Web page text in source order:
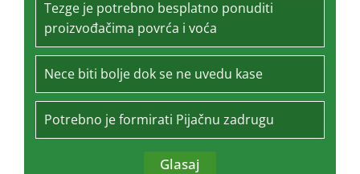
Tezge je potrebno besplatno ponuditi
proizvođačima povrća i voća
Nece biti bolje dok se ne uvedu kase
Potrebno je formirati Pijačnu zadrugu